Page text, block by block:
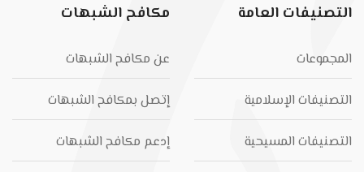
التصنيفات العامة
المجموعات
التصنيفات الإسلامية
التصنيفات المسيحية
مكافح الشبهات
عن مكافح الشبهات
إتصل بمكافح الشبهات
إدعم مكافح الشبهات